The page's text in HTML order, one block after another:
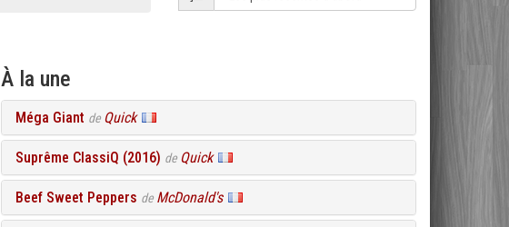
À la une
Méga Giant de Quick
Suprême ClassiQ (2016) de Quick
Beef Sweet Peppers de McDonald's